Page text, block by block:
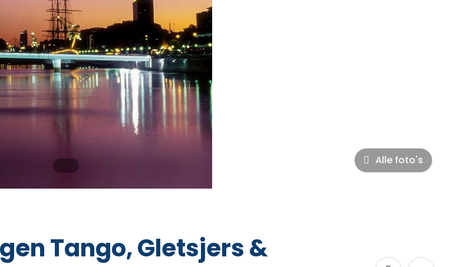
Alle foto's
Tango, Gletsjers &